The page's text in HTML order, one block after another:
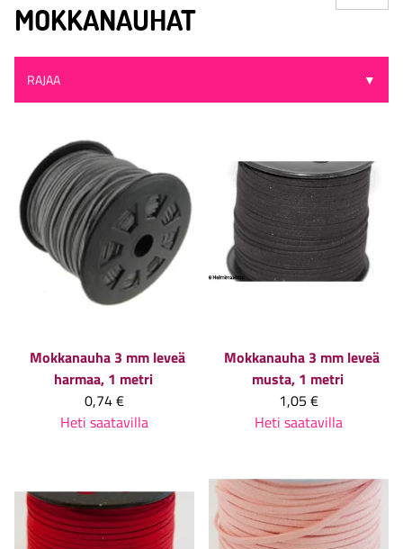
MOKKANAUHAT
RAJAA ▼
Mokkanauha 3 mm leveä
harmaa, 1 metri
0,74 €
Heti saatavilla
Mokkanauha 3 mm leveä
musta, 1 metri
1,05 €
Heti saatavilla